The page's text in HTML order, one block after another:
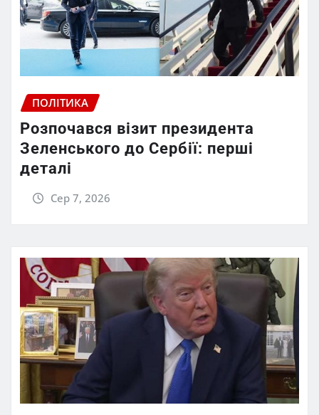
ПОЛІТИКА
Розпочався візит президента
Зеленського до Сербії: перші
деталі
Сер 7, 2026